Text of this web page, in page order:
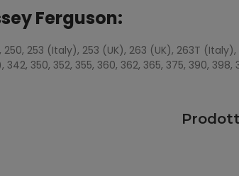
Ferguson:
250, 253 (Italy), 253 (UK), 263 (UK), 263T
350, 352, 355, 360, 362, 365, 375, 390, 398,